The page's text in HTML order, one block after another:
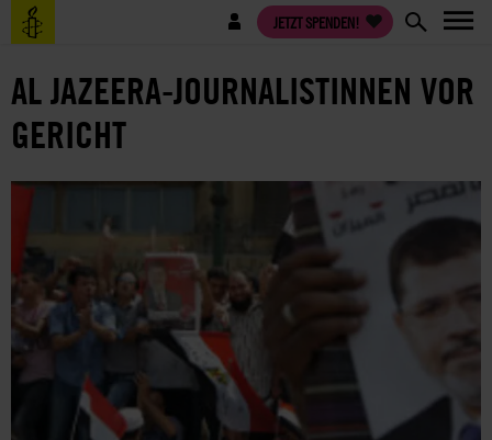
Direkt
zum
Benutzermenü JETZT SPENDEN!
AL JAZEERA-JOURNALISTINNEN VOR
GERICHT